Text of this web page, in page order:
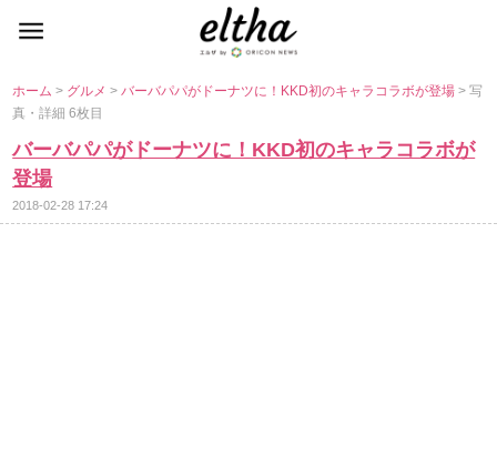
ホーム> グルメ>バーバパパがドーナツに！KKD初のキャラコラボが登場> 写
真・詳細 6枚目
バーバパパがドーナツに！KKD初のキャラコラボが
登場
2018-02-28 17:24